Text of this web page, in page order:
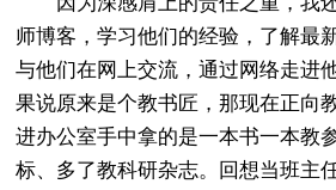
师博客，学习他们的经验，了解最
与他们在网上交流，通过网络走进
果说原来是个教书匠，那现在正向
进办公室手中拿的是一本书一本教
标、多了教科研杂志。回想当班主